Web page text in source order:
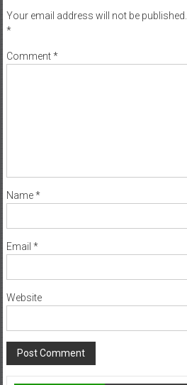
Your email address will not be published.
*
Comment*
Name*
Email *
Website